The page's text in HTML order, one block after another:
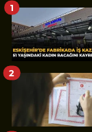
1
2